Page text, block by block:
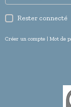
Rester connecté
Créer un compte | Mot de